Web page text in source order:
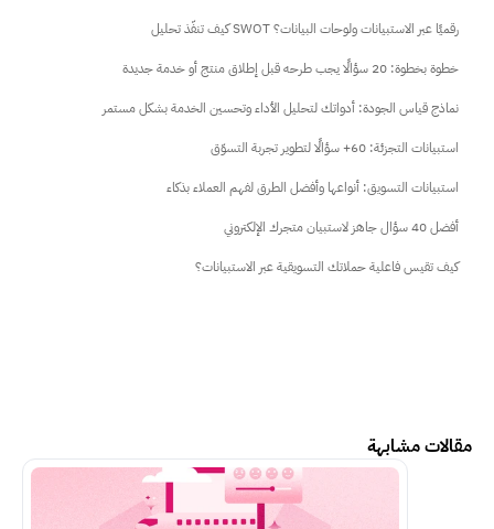
كيف تنفّذ تحليل SWOT رقميًا عبر الاستبيانات ولوحات البيانات؟
خطوة بخطوة: 20 سؤالًا يجب طرحه قبل إطلاق منتج أو خدمة جديدة
نماذج قياس الجودة: أدواتك لتحليل الأداء وتحسين الخدمة بشكل مستمر
استبيانات التجزئة: 60+ سؤالًا لتطوير تجربة التسوّق
استبيانات التسويق: أنواعها وأفضل الطرق لفهم العملاء بذكاء
أفضل 40 سؤال جاهز لاستبيان متجرك الإلكتروني
كيف تقيس فاعلية حملاتك التسويقية عبر الاستبيانات؟
مقالات مشابهة
اكمل القراءة